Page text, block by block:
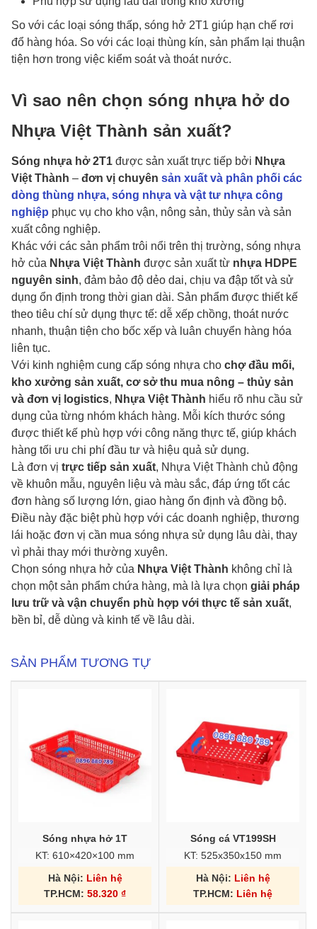
So với các loại sóng thấp, sóng hở 2T1 giúp hạn chế rơi
đổ hàng hóa. So với các loại thùng kín, sản phẩm lại thuận
tiện hơn trong việc kiểm soát và thoát nước.
Vì sao nên chọn sóng nhựa hở do
Nhựa Việt Thành sản xuất?
Sóng nhựa hở 2T1 được sản xuất trực tiếp bởi Nhựa
Việt Thành – đơn vị chuyên sản xuất và phân phối các
dòng thùng nhựa, sóng nhựa và vật tư nhựa công
nghiệp phục vụ cho kho vận, nông sản, thủy sản và sản
xuất công nghiệp.
Khác với các sản phẩm trôi nổi trên thị trường, sóng nhựa
hở của Nhựa Việt Thành được sản xuất từ nhựa HDPE
nguyên sinh, đảm bảo độ dẻo dai, chịu va đập tốt và sử
dụng ổn định trong thời gian dài. Sản phẩm được thiết kế
theo tiêu chí sử dụng thực tế: dễ xếp chồng, thoát nước
nhanh, thuận tiện cho bốc xếp và luân chuyển hàng hóa
liên tục.
Với kinh nghiệm cung cấp sóng nhựa cho chợ đầu mối,
kho xưởng sản xuất, cơ sở thu mua nông – thủy sản
và đơn vị logistics, Nhựa Việt Thành hiểu rõ nhu cầu sử
dụng của từng nhóm khách hàng. Mỗi kích thước sóng
được thiết kế phù hợp với công năng thực tế, giúp khách
hàng tối ưu chi phí đầu tư và hiệu quả sử dụng.
Là đơn vị trực tiếp sản xuất, Nhựa Việt Thành chủ động
về khuôn mẫu, nguyên liệu và màu sắc, đáp ứng tốt các
đơn hàng số lượng lớn, giao hàng ổn định và đồng bộ.
Điều này đặc biệt phù hợp với các doanh nghiệp, thương
lái hoặc đơn vị cần mua sóng nhựa sử dụng lâu dài, thay
vì phải thay mới thường xuyên.
Chọn sóng nhựa hở của Nhựa Việt Thành không chỉ là
chọn một sản phẩm chứa hàng, mà là lựa chọn giải pháp
lưu trữ và vận chuyển phù hợp với thực tế sản xuất,
bền bỉ, dễ dùng và kinh tế về lâu dài.
SẢN PHẨM TƯƠNG TỰ
Sóng nhựa hở 1T
KT: 610×420×100 mm
Hà Nội: Liên hệ
TP.HCM: 58.320 ₫
Sóng cá VT199SH
KT: 525x350x150 mm
Hà Nội: Liên hệ
TP.HCM: Liên hệ